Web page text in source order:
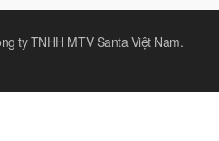
ty TNHH MTV Santa Việt Nam.